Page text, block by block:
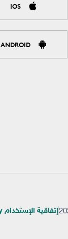
IOS
ANDROID
إتفاقية الإستخدام Privacy Policy